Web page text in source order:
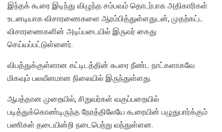
இந்தக் கூரை இடிந்து விழுந்த சம்பவம் தொடர்பாக அதிகாரிகள்
உடனடியாக விசாரணைகளை ஆரம்பித்துள்ளதுடன், முதற்கட்ட
விசாரணைகளின் அடிப்படையில் இருவர் கைது
செய்யப்பட்டுள்ளனர்.
விபத்துக்குள்ளான கட்டிடத்தின் கூரை நீண்ட நாட்களாகவே
மிகவும் பலவீனமான நிலையில் இருந்துள்ளது.
ஆபத்தான முறையில், சிறுவர்கள் வகுப்பறையில்
படித்துக்கொண்டிருந்த நேரத்திலேயே கூரையின் பழுதுபார்க்கும்
பணிகள் தடையின்றி நடைபெற்று வந்துள்ளன.